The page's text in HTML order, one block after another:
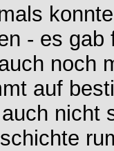
- es
noch
auf
nicht